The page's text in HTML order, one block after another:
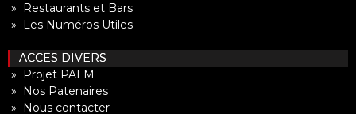
» Restaurants et Bars
» Les Numéros Utiles
ACCES DIVERS
» Projet PALM
» Nos Patenaires
» Nous contacter